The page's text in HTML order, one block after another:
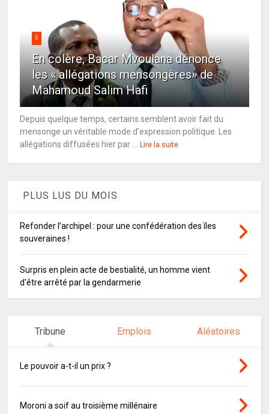
5
En colère, Bacar Mvoulana dénonce
les « allégations mensongères» de
Mahamoud Salim Hafi
Depuis quelque temps, certains semblent avoir fait du
mensonge un véritable mode d’expression politique. Les
allégations diffusées hier par ...
Lire la suite
PLUS LUS DU MOIS
Refonder l’archipel : pour une confédération des îles
souveraines !
Surpris en plein acte de bestialité, un homme vient
d'être arrêté par la gendarmerie
Tribune Emplois Aléatoires
Le pouvoir a-t-il un prix ?
Moroni a soif au troisième millénaire